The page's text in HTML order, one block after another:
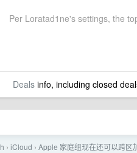
Per Loratad1ne's settings, the
Dealsinfo, including closed
› iCloud › Apple 家庭组现在还可以跨区